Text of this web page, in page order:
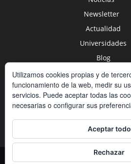
Newsletter
Actualidad
Universidades
Blog
Agenda
Nuevas
Estudios
Utilizamos cookies propias y de
funcionamiento de la web, medir su
servicios. Puede aceptar todas las
necesarias o configurar sus
Aceptar todo
Rechazar